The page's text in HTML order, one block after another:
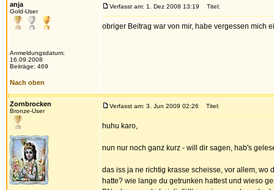
anja
Gold-User
Anmeldungsdatum:
16.09.2008
Beiträge: 469
Verfasst am: 1. Dez 2008 13:19 Titel:
obriger Beitrag war von mir, habe vergessen mich
Nach oben
Zornbrocken
Bronze-User
Verfasst am: 3. Jun 2009 02:26 Titel:
huhu karo,
nun nur noch ganz kurz - will dir sagen, hab's
das iss ja ne richtig krasse scheisse, vor allem,
hatte? wie lange du getrunken hattest und wieso